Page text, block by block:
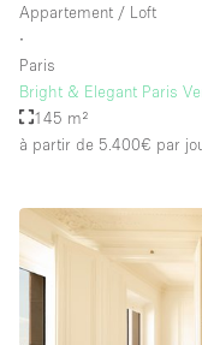
Surface Habitable
Terrace
Toilettes
Éclairage
Électricité
Équipement de
Appartement / Loft
∙
Paris
Bright & Elegant Paris
145 m²
à partir de 5.400€ par